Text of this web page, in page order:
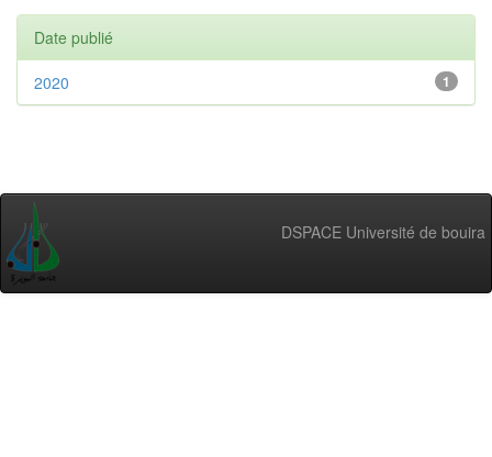
Date publié
1
2020
DSPACE Université de bouira